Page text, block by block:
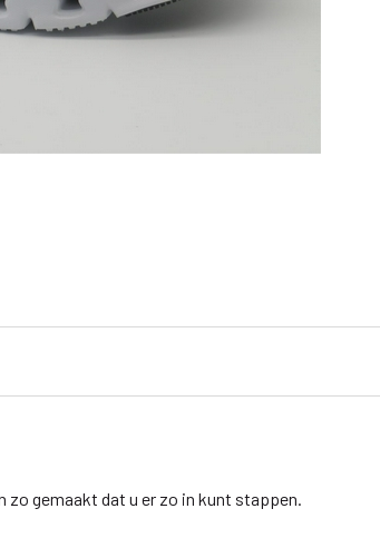
gemaakt dat u er zo in kunt stappen.